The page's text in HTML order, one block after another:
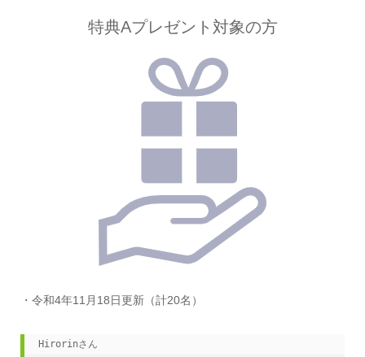
特典Aプレゼント対象の方
・令和4年11月18日更新（計20名）
Hirorinさん